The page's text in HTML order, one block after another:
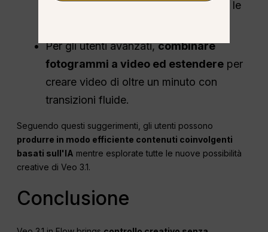
Flowper perfezionare l'illuminazione, le
Per gli utenti avanzati,combinare
fotogrammi a video ed estendere per
creare video di oltre un minuto con
transizioni fluide.
Seguendo questi suggerimenti, gli utenti possono
produrre in modo efficiente contenuti coinvolgenti
basati sull'IA mentre esplorate tutte le nuove possibilità
creative di Veo 3.1.
Conclusione